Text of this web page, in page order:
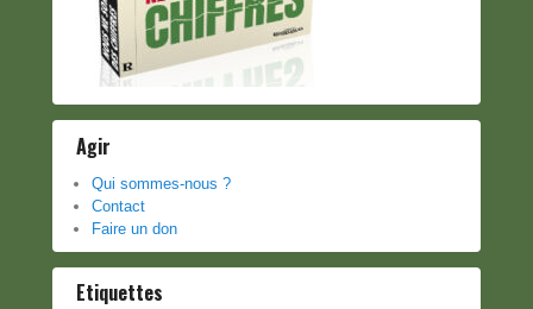
Agir
Qui sommes-nous ?
Contact
Faire un don
Etiquettes